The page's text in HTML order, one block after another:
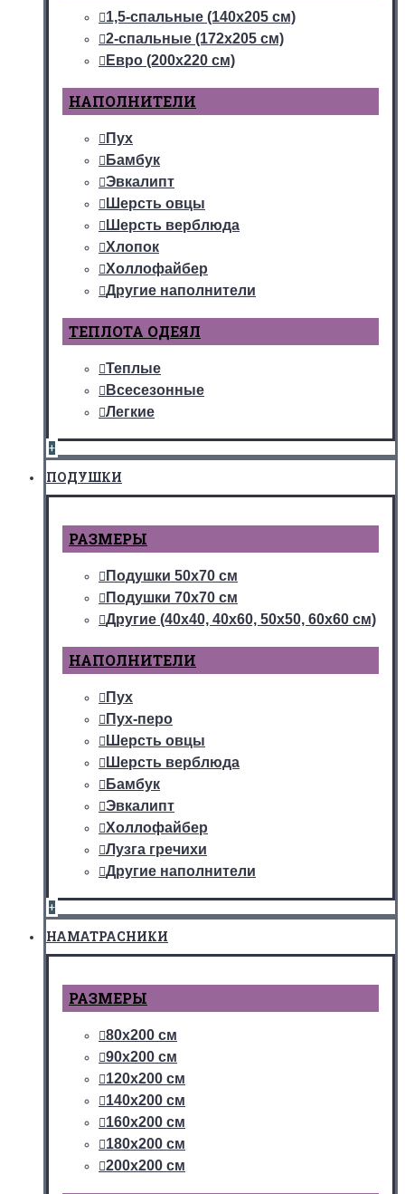
1,5-спальные (140х205 см)
2-спальные (172х205 см)
Евро (200х220 см)
НАПОЛНИТЕЛИ
Пух
Бамбук
Эвкалипт
Шерсть овцы
Шерсть верблюда
Хлопок
Холлофайбер
Другие наполнители
ТЕПЛОТА ОДЕЯЛ
Теплые
Всесезонные
Легкие
+
ПОДУШКИ
РАЗМЕРЫ
Подушки 50х70 см
Подушки 70х70 см
Другие (40х40, 40х60, 50х50, 60х60 см)
НАПОЛНИТЕЛИ
Пух
Пух-перо
Шерсть овцы
Шерсть верблюда
Бамбук
Эвкалипт
Холлофайбер
Лузга гречихи
Другие наполнители
+
НАМАТРАСНИКИ
РАЗМЕРЫ
80х200 см
90х200 см
120х200 см
140х200 см
160х200 см
180х200 см
200х200 см